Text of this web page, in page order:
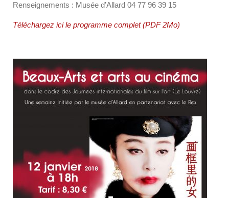
Renseignements : Musée d’Allard 04 77 96 39 15
Téléchargez ici le programme complet (PDF 2Mo)